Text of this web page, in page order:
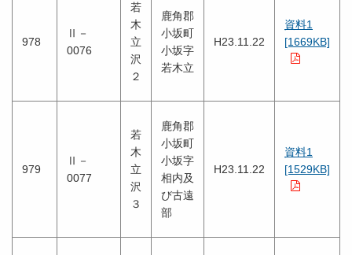
978
Ⅱ－
0076
若
木
立
沢
２
鹿角郡
小坂町
小坂字
若木立
H23.11.22
資料1
[1669KB]
979
Ⅱ－
0077
若
木
立
沢
３
鹿角郡
小坂町
小坂字
相内及
び古遠
部
H23.11.22
資料1
[1529KB]